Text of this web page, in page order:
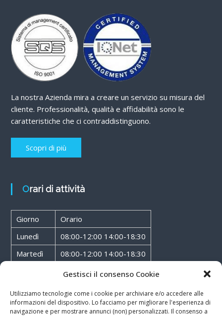
Gestisci il consenso Cookie
Utilizziamo tecnologie come i cookie per archiviare e/o accedere alle
informazioni del dispositivo. Lo facciamo per migliorare l'esperienza di
navigazione e per mostrare annunci (non) personalizzati. Il consenso a
La nostra Azienda mira a creare un servizio su misura del
cliente. Professionalità, qualità e affidabilità sono le
caratteristiche che ci contraddistinguono.
Scopri di più
Orari di attività
Giorno
Orario
Lunedì
08:00-12:00 14:00-18:30
Martedì
08:00-12:00 14:00-18:30
08:00-12:00 14:00-18:30
Venerdì
08:00-12:00 14:00-18:30